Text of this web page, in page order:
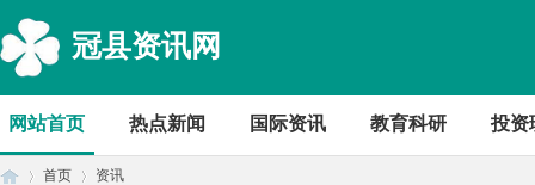
冠县资讯网
网站首页 热点新闻 国际资讯 教育科研 投资
首页 资讯